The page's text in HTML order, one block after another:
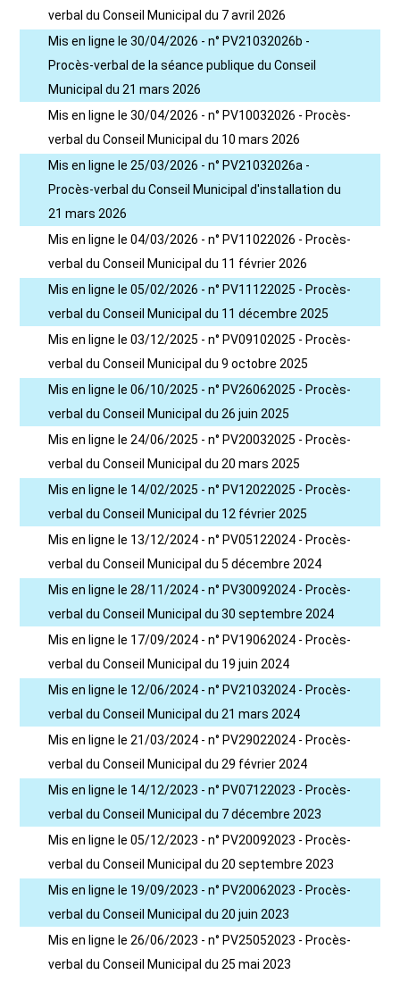
verbal du Conseil Municipal du 7 avril 2026
Mis en ligne le 30/04/2026 - n° PV21032026b -
Procès-verbal de la séance publique du Conseil
Municipal du 21 mars 2026
Mis en ligne le 30/04/2026 - n° PV10032026 - Procès-
verbal du Conseil Municipal du 10 mars 2026
Mis en ligne le 25/03/2026 - n° PV21032026a -
Procès-verbal du Conseil Municipal d'installation du
21 mars 2026
Mis en ligne le 04/03/2026 - n° PV11022026 - Procès-
verbal du Conseil Municipal du 11 février 2026
Mis en ligne le 05/02/2026 - n° PV11122025 - Procès-
verbal du Conseil Municipal du 11 décembre 2025
Mis en ligne le 03/12/2025 - n° PV09102025 - Procès-
verbal du Conseil Municipal du 9 octobre 2025
Mis en ligne le 06/10/2025 - n° PV26062025 - Procès-
verbal du Conseil Municipal du 26 juin 2025
Mis en ligne le 24/06/2025 - n° PV20032025 - Procès-
verbal du Conseil Municipal du 20 mars 2025
Mis en ligne le 14/02/2025 - n° PV12022025 - Procès-
verbal du Conseil Municipal du 12 février 2025
Mis en ligne le 13/12/2024 - n° PV05122024 - Procès-
verbal du Conseil Municipal du 5 décembre 2024
Mis en ligne le 28/11/2024 - n° PV30092024 - Procès-
verbal du Conseil Municipal du 30 septembre 2024
Mis en ligne le 17/09/2024 - n° PV19062024 - Procès-
verbal du Conseil Municipal du 19 juin 2024
Mis en ligne le 12/06/2024 - n° PV21032024 - Procès-
verbal du Conseil Municipal du 21 mars 2024
Mis en ligne le 21/03/2024 - n° PV29022024 - Procès-
verbal du Conseil Municipal du 29 février 2024
Mis en ligne le 14/12/2023 - n° PV07122023 - Procès-
verbal du Conseil Municipal du 7 décembre 2023
Mis en ligne le 05/12/2023 - n° PV20092023 - Procès-
verbal du Conseil Municipal du 20 septembre 2023
Mis en ligne le 19/09/2023 - n° PV20062023 - Procès-
verbal du Conseil Municipal du 20 juin 2023
Mis en ligne le 26/06/2023 - n° PV25052023 - Procès-
verbal du Conseil Municipal du 25 mai 2023